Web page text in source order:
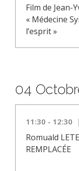
Film de Jean-
« Médecine
l’esprit »
04
11:30 - 12:30 |
Romuald
REMPLACÉE